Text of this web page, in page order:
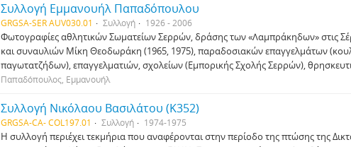
Συλλογή Εμμανουήλ Παπαδόπουλου
GRGSA-SER AUV030.01 Συλλογή 1926 - 2006
Φωτογραφίες αθλητικών Σωματείων Σερρών, δράσης των «Λαμπράκηδων» στις
και συναυλιών Μίκη Θεοδωράκη (1965, 1975), παραδοσιακών επαγγελμάτων
παγωτατζήδων), επαγγελματιών, σχολείων (Εμπορικής Σχολής Σερρών),
Παπαδόπουλος, Εμμανουήλ
Συλλογή Νικόλαου Βασιλάτου (Κ352)
GRGSA-CA- COL197.01 Συλλογή 1974-1975
Η συλλογή περιέχει τεκμήρια που αναφέρονται στην περίοδο της πτώσης της